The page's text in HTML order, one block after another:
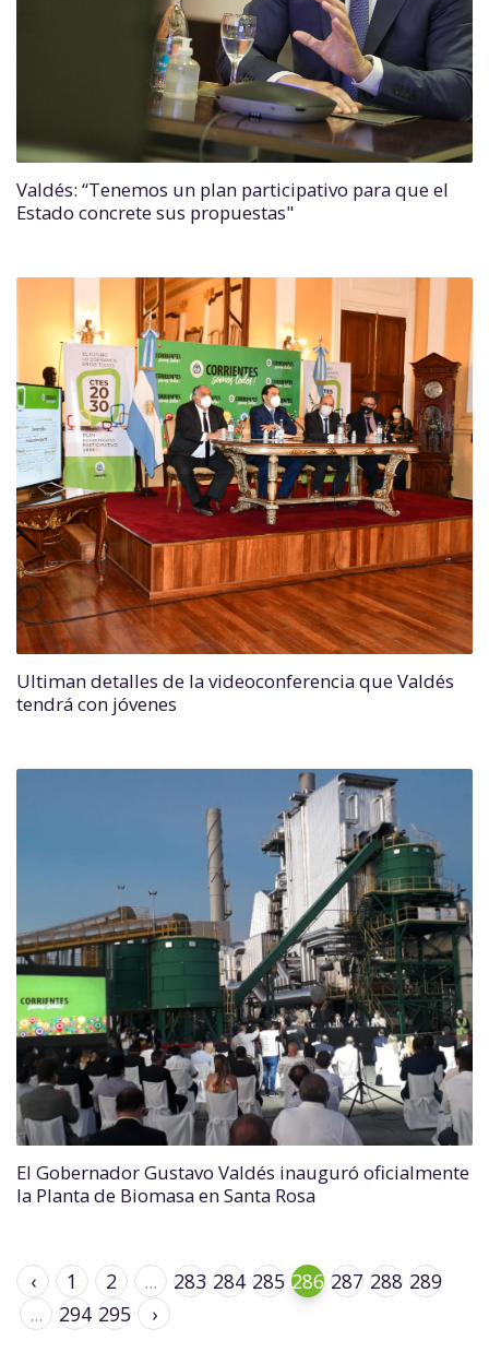
Valdés: “Tenemos un plan participativo para que el
Estado concrete sus propuestas"
Ultiman detalles de la videoconferencia que Valdés
tendrá con jóvenes
El Gobernador Gustavo Valdés inauguró oficialmente
la Planta de Biomasa en Santa Rosa
‹ 1 2 ... 283 284 285 286 287 288 289
...
294 295 ›